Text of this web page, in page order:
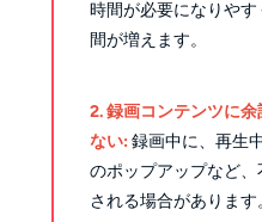
時間が必要になりや
間が増えます。
2. 録画コンテンツに
ない:録画中に、再生
のポップアップなど
される場合があります